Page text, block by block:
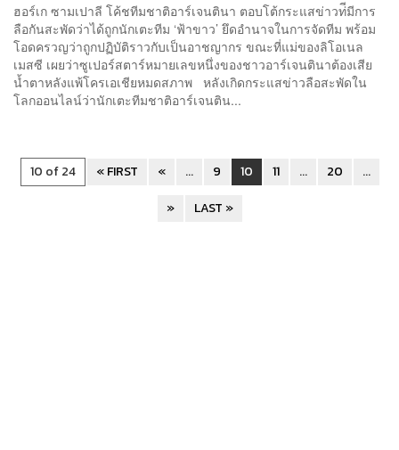
ฮอร์เก ซามเปาลี โค้ชทีมชาติอาร์เจนตินา ตอบโต้กระแสข่าวท่ีมีการ
ลือกันสะพัดว่าได้ถูกนักเตะทีม ‘ฟ้าขาว’ ยึดอำนาจในการจัดทีม พร้อม
โอดครวญว่าถูกปฏิบัติราวกับเป็นอาชญากร ขณะที่แม่ของลิโอเนล
เมสซี เผยว่าซูเปอร์สตาร์หมายเลขหนึ่งของชาวอาร์เจนตินาต้องเสีย
น้ำตาหลังแพ้โครเอเชียหมดสภาพ หลังเกิดกระแสข่าวลือสะพัดใน
โลกออนไลน์ว่านักเตะทีมชาติอาร์เจนติน...
10 of 24 « FIRST « ... 9 10 11 ... 20
...
»
LAST »